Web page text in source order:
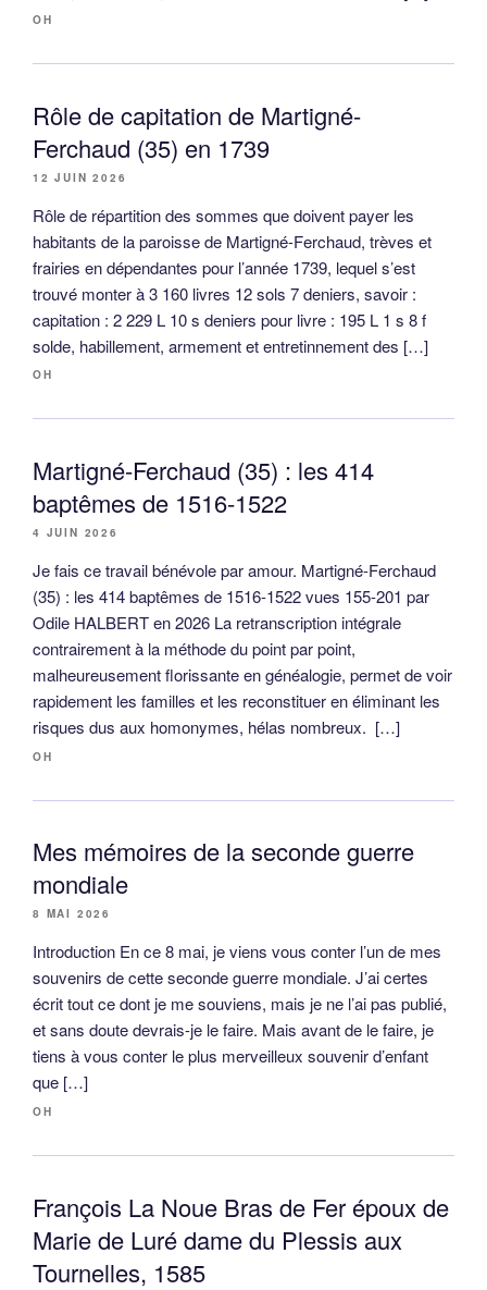
OH
Rôle de capitation de Martigné-
Ferchaud (35) en 1739
12 JUIN 2026
Rôle de répartition des sommes que doivent payer les
habitants de la paroisse de Martigné-Ferchaud, trèves et
frairies en dépendantes pour l’année 1739, lequel s’est
trouvé monter à 3 160 livres 12 sols 7 deniers, savoir :
capitation : 2 229 L 10 s deniers pour livre : 195 L 1 s 8 f
solde, habillement, armement et entretinnement des […]
OH
Martigné-Ferchaud (35) : les 414
baptêmes de 1516-1522
4 JUIN 2026
Je fais ce travail bénévole par amour. Martigné-Ferchaud
(35) : les 414 baptêmes de 1516-1522 vues 155-201 par
Odile HALBERT en 2026 La retranscription intégrale
contrairement à la méthode du point par point,
malheureusement florissante en généalogie, permet de voir
rapidement les familles et les reconstituer en éliminant les
risques dus aux homonymes, hélas nombreux. […]
OH
Mes mémoires de la seconde guerre
mondiale
8 MAI 2026
Introduction En ce 8 mai, je viens vous conter l’un de mes
souvenirs de cette seconde guerre mondiale. J’ai certes
écrit tout ce dont je me souviens, mais je ne l’ai pas publié,
et sans doute devrais-je le faire. Mais avant de le faire, je
tiens à vous conter le plus merveilleux souvenir d’enfant
que […]
OH
François La Noue Bras de Fer époux de
Marie de Luré dame du Plessis aux
Tournelles, 1585